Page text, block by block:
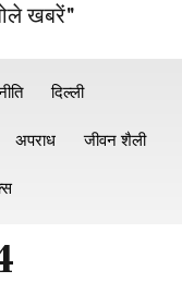
खबरें"
दिल्ली
अपराध जीवन शैली